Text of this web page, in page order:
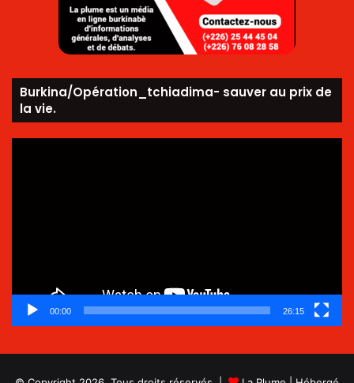
Burkina/Opération_tchiadima- sauver au prix de
la vie.
00:00 26:15